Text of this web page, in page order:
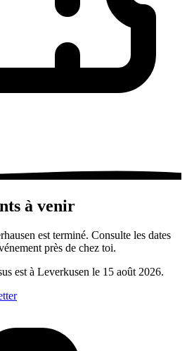
à venir
est terminé. Consulte les dates
près de chez toi.
est à Leverkusen le 15 août 2026.